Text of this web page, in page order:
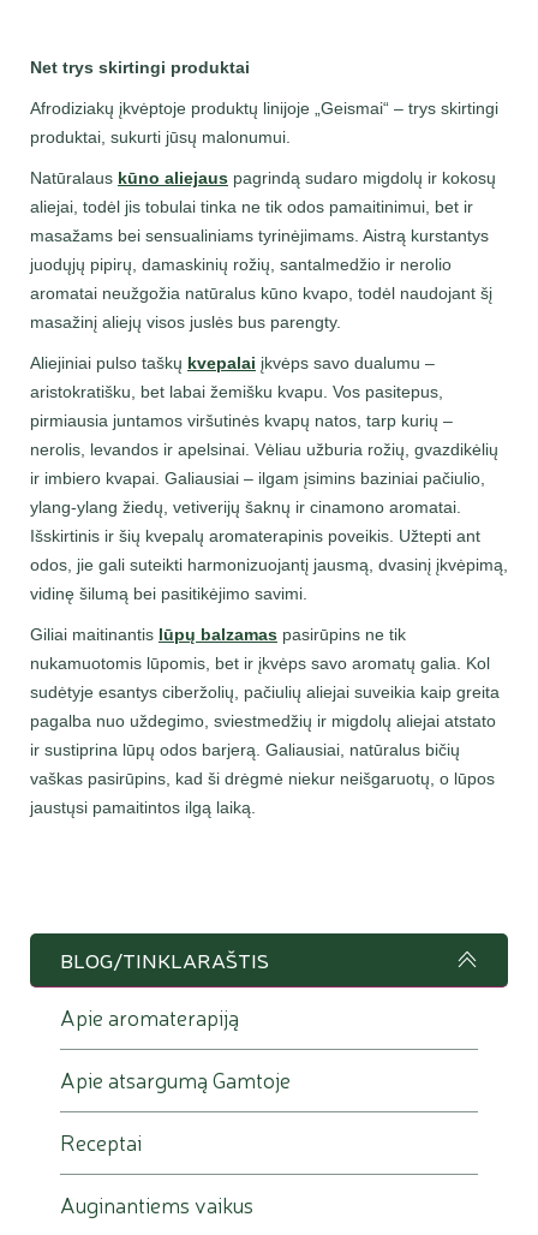
Net trys skirtingi produktai
Afrodiziakų įkvėptoje produktų linijoje „Geismai“ – trys skirtingi
produktai, sukurti jūsų malonumui.
Natūralaus kūno aliejaus pagrindą sudaro migdolų ir kokosų
aliejai, todėl jis tobulai tinka ne tik odos pamaitinimui, bet ir
masažams bei sensualiniams tyrinėjimams. Aistrą kurstantys
juodųjų pipirų, damaskinių rožių, santalmedžio ir nerolio
aromatai neužgožia natūralus kūno kvapo, todėl naudojant šį
masažinį aliejų visos juslės bus parengty.
Aliejiniai pulso taškų kvepalai įkvėps savo dualumu –
aristokratišku, bet labai žemišku kvapu. Vos pasitepus,
pirmiausia juntamos viršutinės kvapų natos, tarp kurių –
nerolis, levandos ir apelsinai. Vėliau užburia rožių, gvazdikėlių
ir imbiero kvapai. Galiausiai – ilgam įsimins baziniai pačiulio,
ylang-ylang žiedų, vetiverijų šaknų ir cinamono aromatai.
Išskirtinis ir šių kvepalų aromaterapinis poveikis. Užtepti ant
odos, jie gali suteikti harmonizuojantį jausmą, dvasinį įkvėpimą,
vidinę šilumą bei pasitikėjimo savimi.
Giliai maitinantis lūpų balzamas pasirūpins ne tik
nukamuotomis lūpomis, bet ir įkvėps savo aromatų galia. Kol
sudėtyje esantys ciberžolių, pačiulių aliejai suveikia kaip greita
pagalba nuo uždegimo, sviestmedžių ir migdolų aliejai atstato
ir sustiprina lūpų odos barjerą. Galiausiai, natūralus bičių
vaškas pasirūpins, kad ši drėgmė niekur neišgaruotų, o lūpos
jaustųsi pamaitintos ilgą laiką.
BLOG/TINKLARAŠTIS
Apie aromaterapiją
Apie atsargumą Gamtoje
Receptai
Auginantiems vaikus